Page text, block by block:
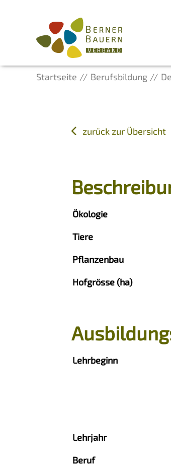
Startseite Berufsbildung
zurück zur Übersicht
Ökologie
Tiere
Pflanzenbau
Hofgrösse (ha)
Lehrbeginn
Lehrjahr
Beruf